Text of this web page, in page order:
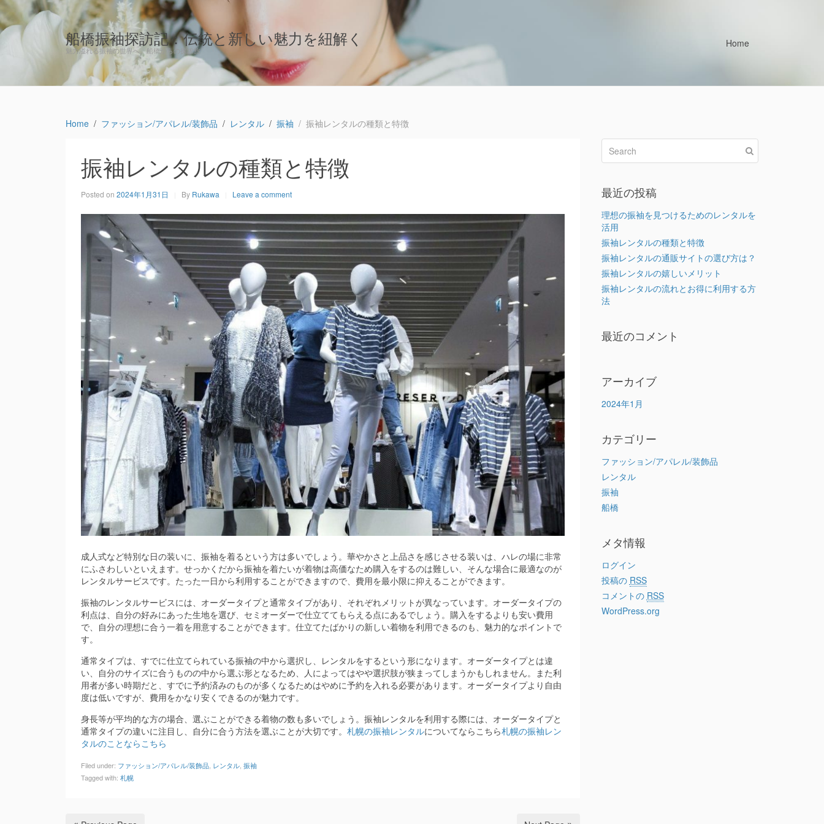
船橋振袖探訪記：伝統と新しい魅力を紐解く
魅力溢れる振袖の世界へ、船橋からの探求旅
Home
Home ファッション/アパレル/装飾品 レンタル 振袖 振袖レンタルの種類と特徴
振袖レンタルの種類と特徴
Posted on 2024年1月31日 By Rukawa Leave a comment
成人式など特別な日の装いに、振袖を着るという方は多いでしょう。 華やかさと上品さを感じさせる装いは、ハレの場に非常
にふさわしいといえます。せっかくだから振袖を着たいが着物は高価なため購入をするのは難しい、そんな場合に最適なのが
レンタルサービスです。たった一日から利用することができますので、費用を最小限に抑えることができます。
振袖のレンタルサービスには、オーダータイプと通常タイプがあり、それぞれメリットが異なっています。オーダータイプの
利点は、自分の好みにあった生地を選び、セミオーダーで仕立ててもらえる点にあるでしょう。購入をするよりも安い費用
で、自分の理想に合う一着を用意することができます。仕立てたばかりの新しい着物を利用できるのも、魅力的なポイントで
す。
通常タイプは、すでに仕立てられている振袖の中から選択し、レンタルをするという形になります。オーダータイプとは違
い、自分のサイズに合うものの中から選ぶ形となるため、人によってはやや選択肢が狭まってしまうかもしれません。また利
用者が多い時期だと、すでに予約済みのものが多くなるためはやめに予約を入れる必要があります。オーダータイプより自由
度は低いですが、費用をかなり安くできるのが魅力です。
身長等が平均的な方の場合、選ぶことができる着物の数も多いでしょう。振袖レンタルを利用する際には、オーダータイプと
通常タイプの違いに注目し、自分に合う方法を選ぶことが大切です。 札幌の振袖レンタルについてならこちら札幌の振袖レン
タルのことならこちら
Filed under: ファッション/アパレル/装飾品 レンタル 振袖
Tagged with: 札幌
最近の投稿
理想の振袖を見つけるためのレンタルを
活用
振袖レンタルの種類と特徴
振袖レンタルの通販サイトの選び方は？
振袖レンタルの嬉しいメリット
振袖レンタルの流れとお得に利用する方
法
最近のコメント
アーカイブ
2024年1月
カテゴリー
ファッション/アパレル/装飾品
レンタル
振袖
船橋
メタ情報
ログイン
投稿の RSS
コメントの RSS
WordPress.org